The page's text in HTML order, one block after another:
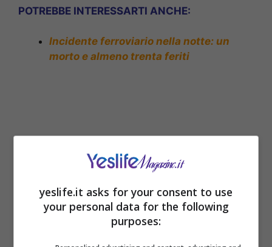
POTREBBE INTERESSARTI ANCHE:
Incidente ferroviario nella notte: un
morto e almeno trenta feriti
yeslife.it asks for your consent to use
your personal data for the following
purposes: